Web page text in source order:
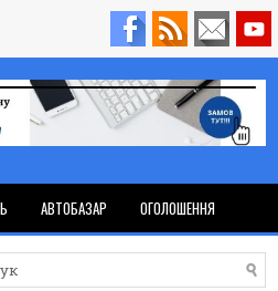
АВТОБАЗАР ОГОЛОШЕННЯ